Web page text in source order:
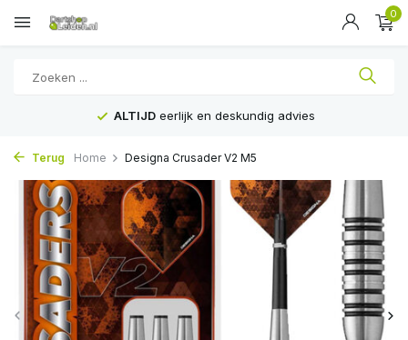
0
ALTIJD eerlijk en deskundig advies
Terug Home Designa Crusader V2 M5